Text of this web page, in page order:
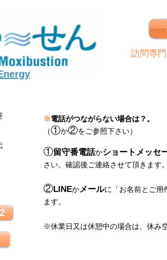
訪問専
※電話がつながらない場合は？。
（①か②をご参照下さい）
①留守番電話かショートメッセ
さい。 確認後ご連絡させて頂きます。
②LINEかメールに 「お名前とご用
ます。
​※休業日又は休憩中の場合は、休み